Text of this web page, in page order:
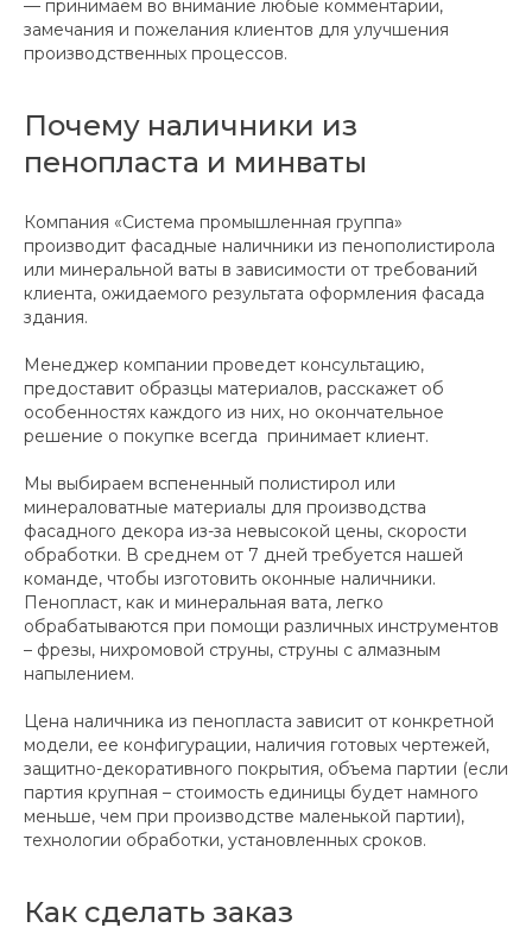
— принимаем во внимание любые комментарии,
замечания и пожелания клиентов для улучшения
производственных процессов.
Почему наличники из
пенопласта и минваты
Компания «Система промышленная группа»
производит фасадные наличники из пенополистирола
или минеральной ваты в зависимости от требований
клиента, ожидаемого результата оформления фасада
здания.
Менеджер компании проведет консультацию,
предоставит образцы материалов, расскажет об
особенностях каждого из них, но окончательное
решение о покупке всегда принимает клиент.
Мы выбираем вспененный полистирол или
минераловатные материалы для производства
фасадного декора из-за невысокой цены, скорости
обработки. В среднем от 7 дней требуется нашей
команде, чтобы изготовить оконные наличники.
Пенопласт, как и минеральная вата, легко
обрабатываются при помощи различных инструментов
– фрезы, нихромовой струны, струны с алмазным
напылением.
Цена наличника из пенопласта зависит от конкретной
модели, ее конфигурации, наличия готовых чертежей,
защитно-декоративного покрытия, объема партии (если
партия крупная – стоимость единицы будет намного
меньше, чем при производстве маленькой партии),
технологии обработки, установленных сроков.
Как сделать заказ